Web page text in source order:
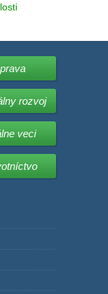
rozvoj
veci